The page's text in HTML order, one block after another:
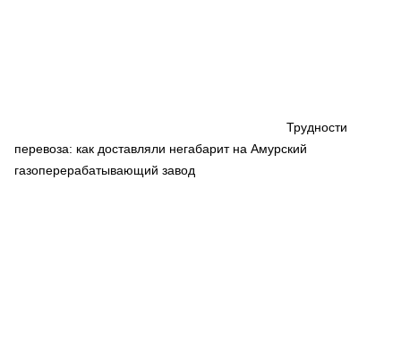
СПЕЦПРОЕКТЫ
МЕРОПРИЯТИЯ
Трудности
перевоза: как доставляли негабарит на Амурский
газоперерабатывающий завод